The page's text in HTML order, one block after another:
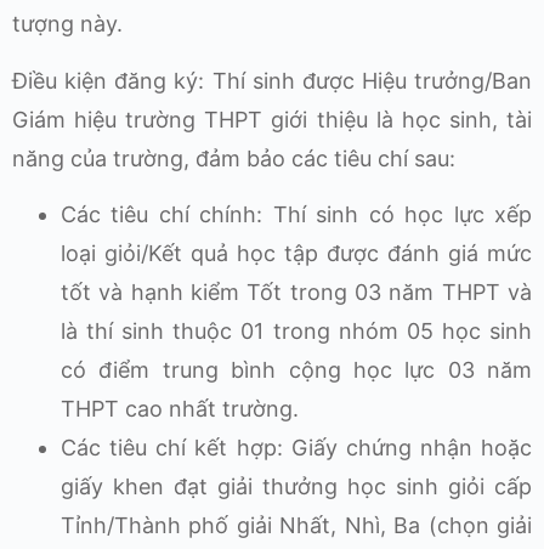
tượng này.
Điều kiện đăng ký: Thí sinh được Hiệu trưởng/Ban
Giám hiệu trường THPT giới thiệu là học sinh, tài
năng của trường, đảm bảo các tiêu chí sau:
Các tiêu chí chính: Thí sinh có học lực xếp
loại giỏi/Kết quả học tập được đánh giá mức
tốt và hạnh kiểm Tốt trong 03 năm THPT và
là thí sinh thuộc 01 trong nhóm 05 học sinh
có điểm trung bình cộng học lực 03 năm
THPT cao nhất trường.
Các tiêu chí kết hợp: Giấy chứng nhận hoặc
giấy khen đạt giải thưởng học sinh giỏi cấp
Tỉnh/Thành phố giải Nhất, Nhì, Ba (chọn giải